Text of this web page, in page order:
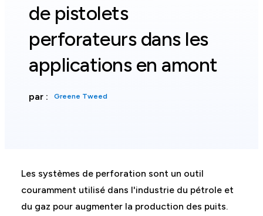
de pistolets
perforateurs dans les
applications en amont
par : Greene Tweed
Les systèmes de perforation sont un outil
couramment utilisé dans l'industrie du pétrole et
du gaz pour augmenter la production des puits.